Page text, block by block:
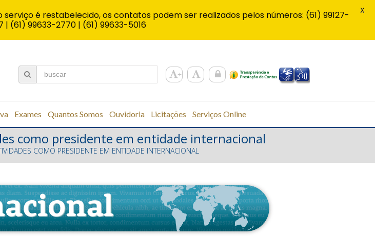
Exames Quantos Somos Ouvidoria Licitações Serviços Online
como presidente em entidade internacional
COMO PRESIDENTE EM ENTIDADE INTERNACIONAL
é restabelecido, os contatos podem ser realizados pelos números: (61) 99127-
| (61) 99633-2770 | (61) 99633-5016
X